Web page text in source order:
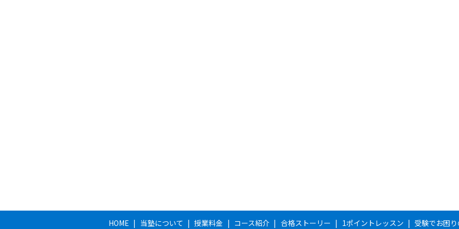
HOME 当塾について 授業料金 コース紹介 合格ストーリー 1ポイントレッスン 受験でお困